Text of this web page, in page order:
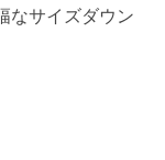
なサイズダウン